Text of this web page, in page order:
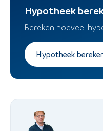
Hypotheek
Bereken hoeveel
Hypotheek